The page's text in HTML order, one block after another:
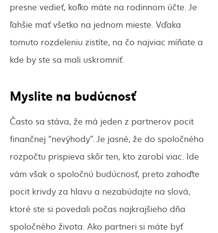
presne vedieť, koľko máte na rodinnom účte. Je
ľahšie mať všetko na jednom mieste. Vďaka
tomuto rozdeleniu zistíte, na čo najviac míňate a
kde by ste sa mali uskromniť.
Myslite na budúcnosť
Často sa stáva, že má jeden z partnerov pocit
finančnej “nevýhody”. Je jasné, že do spoločného
rozpočtu prispieva skôr ten, kto zarobí viac. Ide
vám však o spoločnú budúcnosť, preto zahoďte
pocit krivdy za hlavu a nezabúdajte na slová,
ktoré ste si povedali počas najkrajšieho dňa
spoločného života. Ako partneri si máte byť